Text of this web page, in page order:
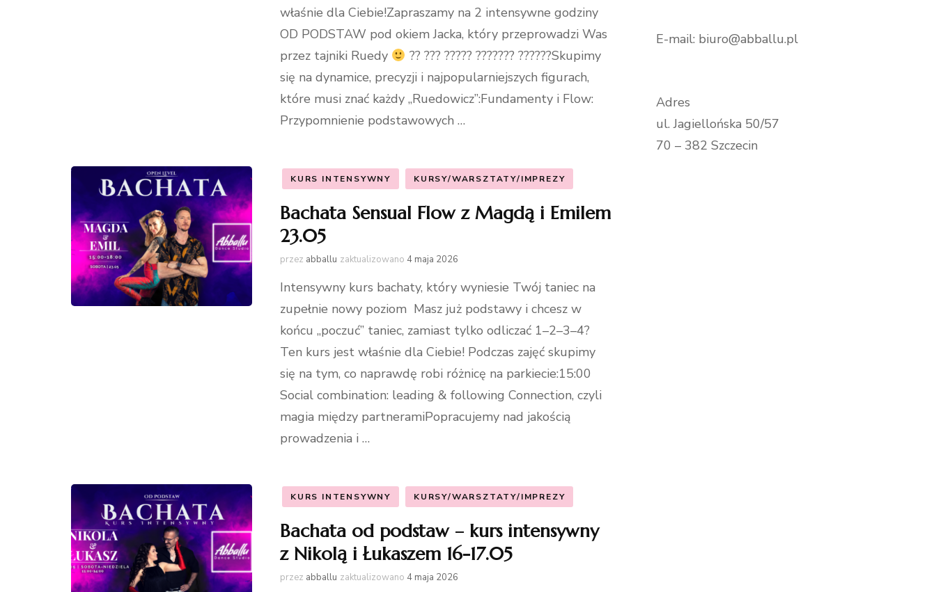
właśnie dla Ciebie!Zapraszamy na 2 intensywne godziny
OD PODSTAW pod okiem Jacka, który przeprowadzi Was
przez tajniki Ruedy
?? ??? ????? ??????? ??????Skupimy
się na dynamice, precyzji i najpopularniejszych figurach,
które musi znać każdy „Ruedowicz”:Fundamenty i Flow:
Przypomnienie podstawowych …
KURS INTENSYWNY KURSY/WARSZTATY/IMPREZY
Bachata Sensual Flow z Magdą i Emilem
23.05
przez abballu zaktualizowano 4 maja 2026
Intensywny kurs bachaty, który wyniesie Twój taniec na
zupełnie nowy poziom Masz już podstawy i chcesz w
końcu „poczuć” taniec, zamiast tylko odliczać 1–2–3–4?
Ten kurs jest właśnie dla Ciebie! Podczas zajęć skupimy
się na tym, co naprawdę robi różnicę na parkiecie:15:00
Social combination: leading & following Connection, czyli
magia między partneramiPopracujemy nad jakością
prowadzenia i …
KURS INTENSYWNY KURSY/WARSZTATY/IMPREZY
Bachata od podstaw – kurs intensywny
z Nikolą i Łukaszem 16-17.05
przez abballu zaktualizowano 4 maja 2026
E-mail: biuro@abballu.pl
Adres
ul. Jagiellońska 50/57
70 – 382 Szczecin